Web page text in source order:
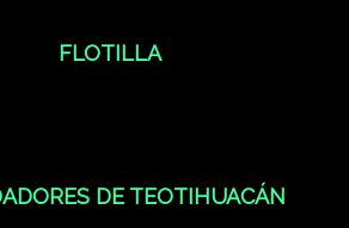
FLOTILLA
DE TEOTIHUACÁN